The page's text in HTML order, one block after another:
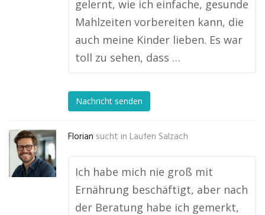
gelernt, wie ich einfache, gesunde
Mahlzeiten vorbereiten kann, die
auch meine Kinder lieben. Es war
toll zu sehen, dass …
Nachricht senden
Florian sucht in Laufen Salzach
Ich habe mich nie groß mit
Ernährung beschäftigt, aber nach
der Beratung habe ich gemerkt,